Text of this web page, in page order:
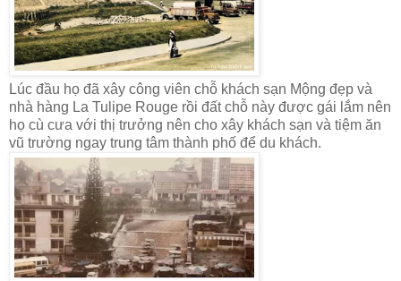
Lúc đầu họ đã xây công viên chỗ khách sạn Mộng đẹp và
nhà hàng La Tulipe Rouge rồi đất chỗ này được gái lắm nên
họ cù cưa với thị trưởng nên cho xây khách sạn và tiệm ăn
vũ trường ngay trung tâm thành phố để du khách.